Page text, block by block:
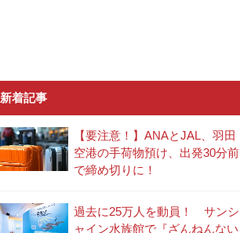
新着記事
【要注意！】ANAとJAL、羽田
空港の手荷物預け、出発30分前
で締め切りに！
過去に25万人を動員！ サンシ
ャイン水族館で『ざんねんない